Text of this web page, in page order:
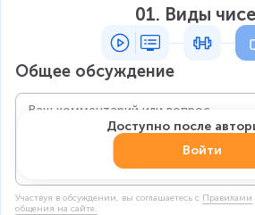
01. Виды
Общее обсуждение
Участвуя в обсуждении, вы соглашаетесь c Правилами
общения на сайте.
Доступно после
Войти